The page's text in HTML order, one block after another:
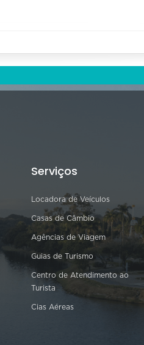
Serviços
Locadora de Veículos
Casas de Câmbio
Agências de Viagem
Guias de Turismo
Centro de Atendimento ao
Turista
Cias Aéreas